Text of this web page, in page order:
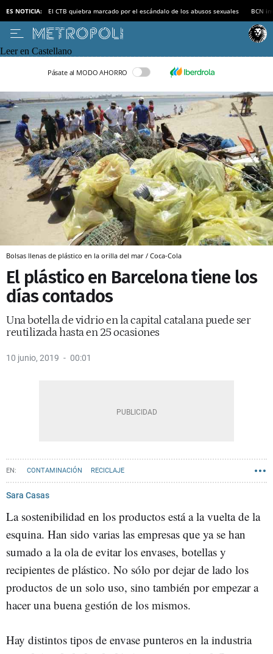
ES NOTICIA: El CTB quiebra marcado por el escándalo de los abusos sexuales BCN
Leer en Castellano
Pásate al MODO AHORRO
Bolsas llenas de plástico en la orilla del mar / Coca-Cola
El plástico en Barcelona tiene los
días contados
Una botella de vidrio en la capital catalana puede ser
reutilizada hasta en 25 ocasiones
10 junio, 2019 00:01
CONTAMINACIÓN RECICLAJE
Sara Casas
La sostenibilidad en los productos está a la vuelta de la
esquina. Han sido varias las empresas que ya se han
sumado a la ola de evitar los envases, botellas y
recipientes de plástico. No sólo por dejar de lado los
productos de un solo uso, sino también por empezar a
hacer una buena gestión de los mismos.
Hay distintos tipos de envase punteros en la industria